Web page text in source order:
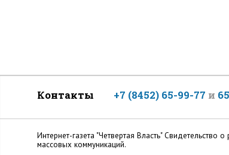
Контакты +7 (8452) 65-99-77 и
Интернет-газета "Четвертая Власть"
массовых коммуникаций.